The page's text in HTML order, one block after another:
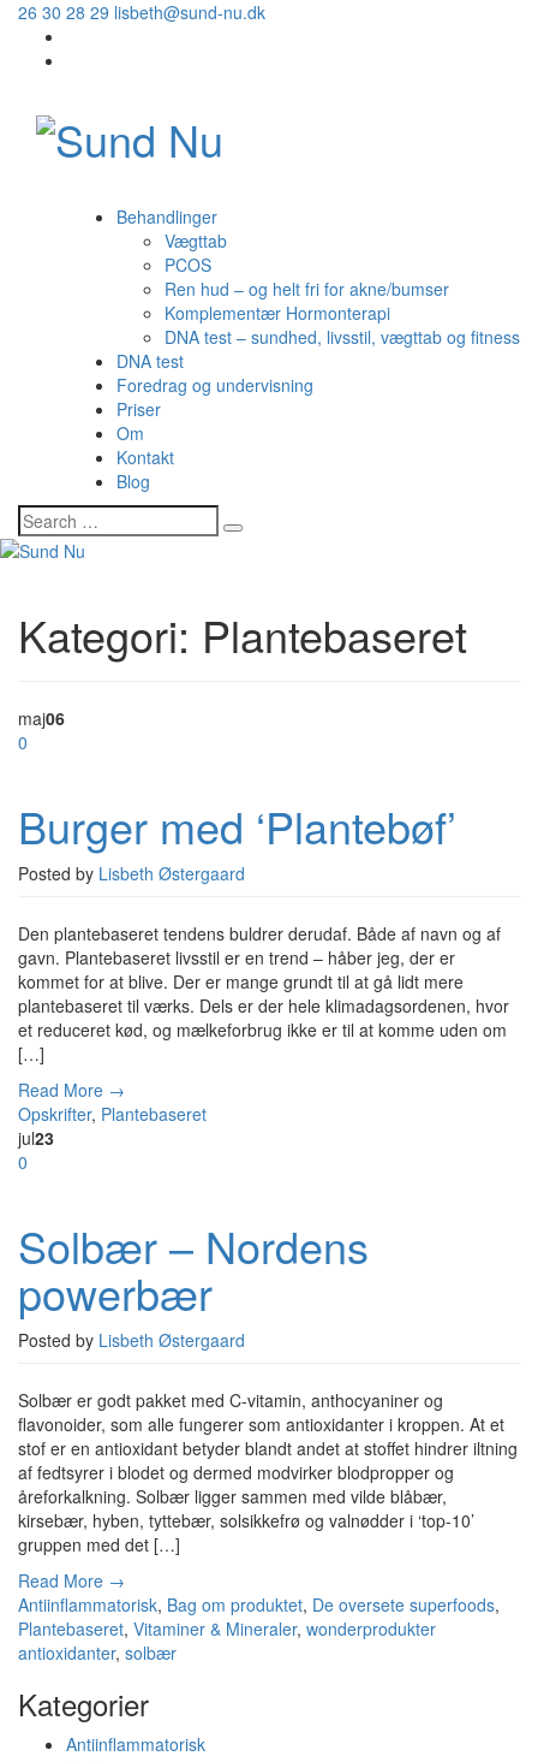
26 30 28 29 lisbeth@sund-nu.dk
Behandlinger
Vægttab
PCOS
Ren hud – og helt fri for akne/bumser
Komplementær Hormonterapi
DNA test – sundhed, livsstil, vægttab og fitness
DNA test
Foredrag og undervisning
Priser
Om
Kontakt
Blog
Kategori: Plantebaseret
maj06
0
Burger med ‘Plantebøf’
Posted by Lisbeth Østergaard
Den plantebaseret tendens buldrer derudaf. Både af navn og af
gavn. Plantebaseret livsstil er en trend – håber jeg, der er
kommet for at blive. Der er mange grundt til at gå lidt mere
plantebaseret til værks. Dels er der hele klimadagsordenen, hvor
et reduceret kød, og mælkeforbrug ikke er til at komme uden om
[…]
Read More →
Opskrifter, Plantebaseret
jul23
0
Solbær – Nordens
powerbær
Posted by Lisbeth Østergaard
Solbær er godt pakket med C-vitamin, anthocyaniner og
flavonoider, som alle fungerer som antioxidanter i kroppen. At et
stof er en antioxidant betyder blandt andet at stoffet hindrer iltning
af fedtsyrer i blodet og dermed modvirker blodpropper og
åreforkalkning. Solbær ligger sammen med vilde blåbær,
kirsebær, hyben, tyttebær, solsikkefrø og valnødder i ‘top-10’
gruppen med det […]
Read More →
Antiinflammatorisk, Bag om produktet, De oversete superfoods,
Plantebaseret, Vitaminer & Mineraler, wonderprodukter
antioxidanter, solbær
Kategorier
Antiinflammatorisk